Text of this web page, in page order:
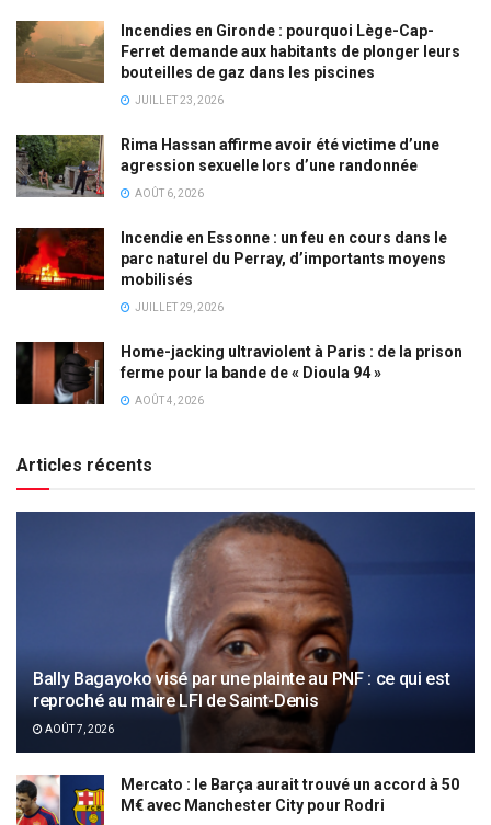
Incendies en Gironde : pourquoi Lège-Cap-
Ferret demande aux habitants de plonger leurs
bouteilles de gaz dans les piscines
JUILLET 23, 2026
Rima Hassan affirme avoir été victime d’une
agression sexuelle lors d’une randonnée
AOÛT 6, 2026
Incendie en Essonne : un feu en cours dans le
parc naturel du Perray, d’importants moyens
mobilisés
JUILLET 29, 2026
Home-jacking ultraviolent à Paris : de la prison
ferme pour la bande de « Dioula 94 »
AOÛT 4, 2026
Articles récents
Bally Bagayoko visé par une plainte au PNF : ce qui est
reproché au maire LFI de Saint-Denis
AOÛT 7, 2026
Mercato : le Barça aurait trouvé un accord à 50
M€ avec Manchester City pour Rodri